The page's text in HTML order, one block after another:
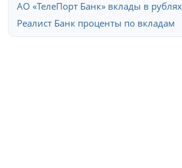
АО «ТелеПорт Банк» вклады в рублях
Реалист Банк проценты по вкладам